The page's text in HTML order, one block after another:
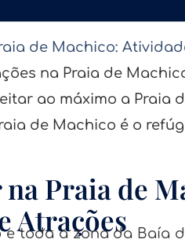
de Machico:
na Praia de
ao máximo a Praia
de Machico é o
Praia de
Atrações
e toda a zona da Baía